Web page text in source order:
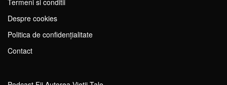
Termeni si conditii
Despre cookies
Politica de confidențialitate
Contact